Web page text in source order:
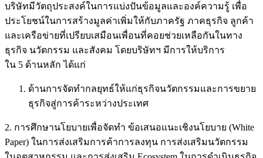
บริษัทมีวัตถุประสงค์ในการแบ่งปันข้อมูลและองค์ความรู้ เพื่อ
ประโยชน์ในการสร้างมูลค่าเพิ่มให้กับภาครัฐ ภาคธุรกิจ ลูกค้า
และเครือข่ายที่เปรียบเสมือนเพื่อนที่คอยช่วยเหลือกันในทาง
ธุรกิจ นวัตกรรม และสังคม โดยบริษัทฯ มีการให้บริการ
ใน 5 ด้านหลัก ได้แก่
ด้านการจัดทำกลยุทธ์ให้แก่ธุรกิจนวัตกรรมและการขยาย
ธุรกิจสู่การค้าระหว่างประเทศ
2. การศึกษานโยบายเพื่อจัดทำ ข้อเสนอแนะเชิงนโยบาย (White
Paper) ในการส่งเสริมการค้าการลงทุน การส่งเสริมนวัตกรรม